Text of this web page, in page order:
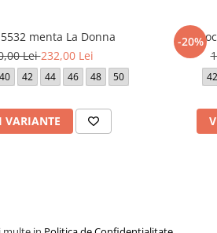
50).
de pe care este
menta La Donna
Lei232,00 Lei
40 42 44 46 48 50
VARIANTE
-20%
42